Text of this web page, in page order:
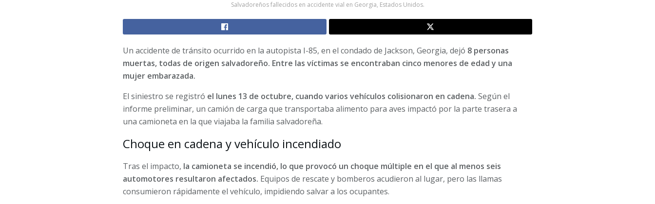
Salvadoreños fallecidos en accidente vial en Georgia, Estados Unidos.
Un accidente de tránsito ocurrido en la autopista I-85, en el condado de Jackson, Georgia, dejó 8 personas
muertas, todas de origen salvadoreño. Entre las víctimas se encontraban cinco menores de edad y una
mujer embarazada.
El siniestro se registró el lunes 13 de octubre, cuando varios vehículos colisionaron en cadena. Según el
informe preliminar, un camión de carga que transportaba alimento para aves impactó por la parte trasera a
una camioneta en la que viajaba la familia salvadoreña.
Choque en cadena y vehículo incendiado
Tras el impacto, la camioneta se incendió, lo que provocó un choque múltiple en el que al menos seis
automotores resultaron afectados. Equipos de rescate y bomberos acudieron al lugar, pero las llamas
consumieron rápidamente el vehículo, impidiendo salvar a los ocupantes.